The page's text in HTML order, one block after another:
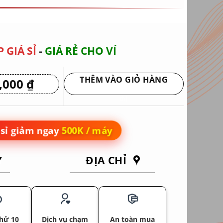
GIÁ SỈ- GIÁ RẺ CHO VÍ
₫Giá
tại
4,450,000 ₫.
THÊM VÀO GIỎ HÀNG
giảm ngay500K / máy
ĐỊA CHỈ
10
Dịch vụ chạm
An toàn mua